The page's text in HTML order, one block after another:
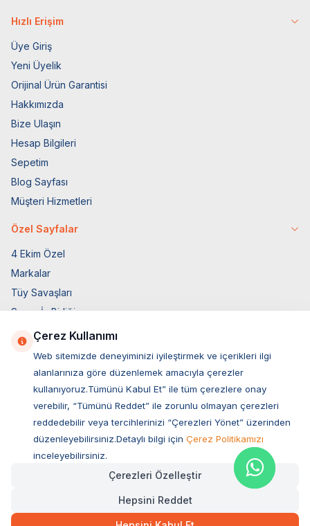
Hızlı Erişim
Üye Giriş
Yeni Üyelik
Orijinal Ürün Garantisi
Hakkımızda
Bize Ulaşın
Hesap Bilgileri
Sepetim
Blog Sayfası
Müşteri Hizmetleri
Özel Sayfalar
4 Ekim Özel
Markalar
Tüy Savaşları
Socar İş Birliği
İyzico İş Birliği
Mobil Uygulama
Müşteri Hizmetleri
Çerez Kullanımı
Web sitemizde deneyiminizi iyileştirmek ve içerikleri ilgi
alanlarınıza göre düzenlemek amacıyla çerezler
kullanıyoruz.Tümünü Kabul Et” ile tüm çerezlere onay
verebilir, “Tümünü Reddet” ile zorunlu olmayan çerezleri
reddedebilir veya tercihlerinizi “Çerezleri Yönet” üzerinden
düzenleyebilirsiniz.Detaylı bilgi için Çerez Politikamızı
inceleyebilirsiniz.
Çerezleri Özelleştir
Hepsini Reddet